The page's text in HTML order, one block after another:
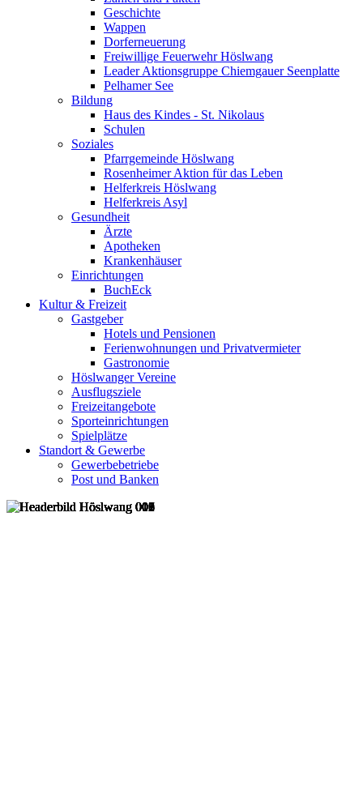
Geschichte
Wappen
Dorferneuerung
Freiwillige Feuerwehr Höslwang
Leader Aktionsgruppe Chiemgauer Seenplatte
Pelhamer See
Bildung
Haus des Kindes - St. Nikolaus
Schulen
Soziales
Pfarrgemeinde Höslwang
Rosenheimer Aktion für das Leben
Helferkreis Höslwang
Helferkreis Asyl
Gesundheit
Ärzte
Apotheken
Krankenhäuser
Einrichtungen
BuchEck
Kultur & Freizeit
Gastgeber
Hotels und Pensionen
Ferienwohnungen und Privatvermieter
Gastronomie
Höslwanger Vereine
Ausflugsziele
Freizeitangebote
Sporteinrichtungen
Spielplätze
Standort & Gewerbe
Gewerbebetriebe
Post und Banken